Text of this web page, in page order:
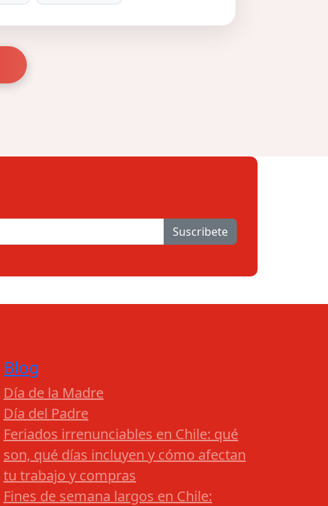
Suscribete
Blog
Día de la Madre
Día del Padre
Feriados irrenunciables en Chile: qué
son, qué días incluyen y cómo afectan
tu trabajo y compras
Fines de semana largos en Chile: